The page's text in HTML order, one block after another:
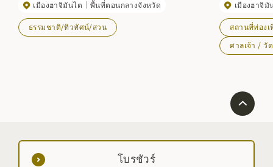
และต้นสนก็ขยายตัวหนาขึ้น และน้ำสะสมอยู่ในที่ลุ่ม ทำให้
เกิดบึงโฮไรที่สวยงาม ต้นไม้เก่าแก่ที่ได้รับการ
เปลี่ยนแปลงโดยพลังแห่งธรรมชาติก่อตัวเป็นป่า และใน
เมืองฮาจิมันไต พื้นที่ตอนกลางจังหวัด
ธรรมชาติ/ทิวทัศน์/สวน
ต้นไม้สองต้นผู
และคุณสามาร
ลำธารบนภูเขา
บ้านพัก "ทาคิโ
และมุมจำหน่า
เมืองฮาจิมั
สถานที่ท่องเ
ศาลเจ้า / วัด
โบรชัวร์